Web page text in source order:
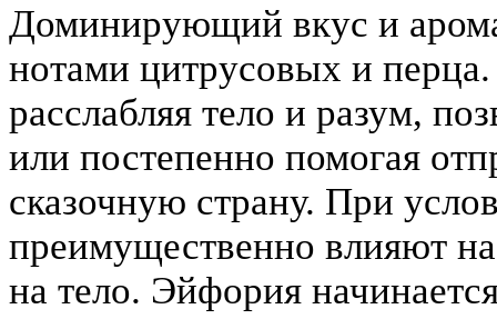
Доминирующий вкус и
нотами цитрусовых и
расслабляя тело и разум,
или постепенно помогая
сказочную страну. При
преимущественно влияют
на тело. Эйфория